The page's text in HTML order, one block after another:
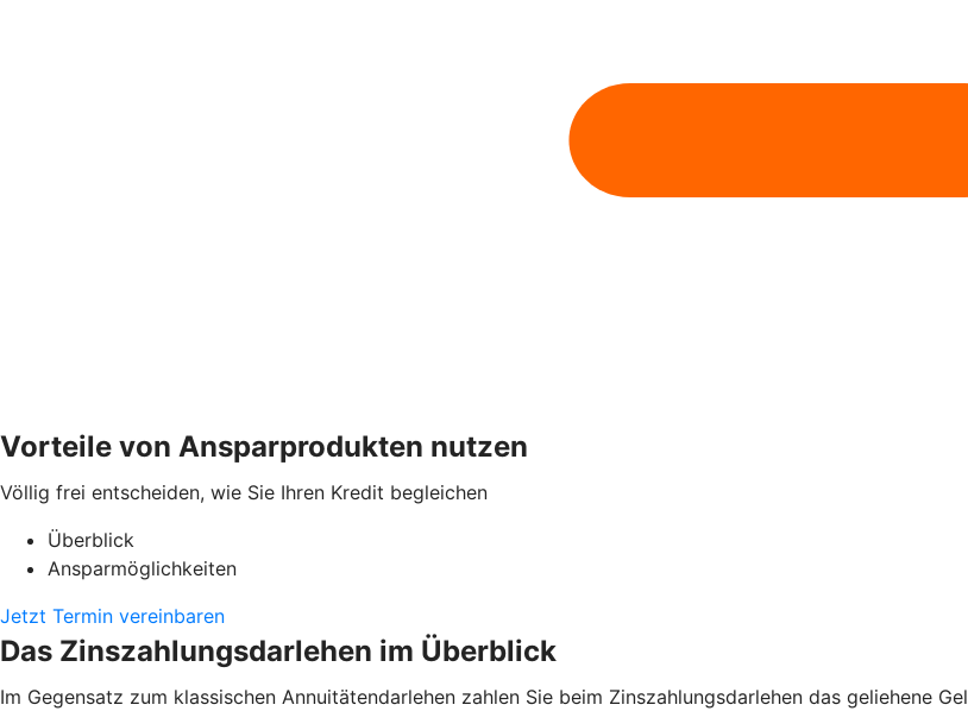
Vorteile von Ansparprodukten nutzen
Völlig frei entscheiden, wie Sie Ihren Kredit begleichen
Überblick
Ansparmöglichkeiten
Jetzt Termin vereinbaren
Das Zinszahlungsdarlehen im Überblick
Im Gegensatz zum klassischen Annuitätendarlehen zahlen Sie beim Zinszahlungsdarlehen das geliehene